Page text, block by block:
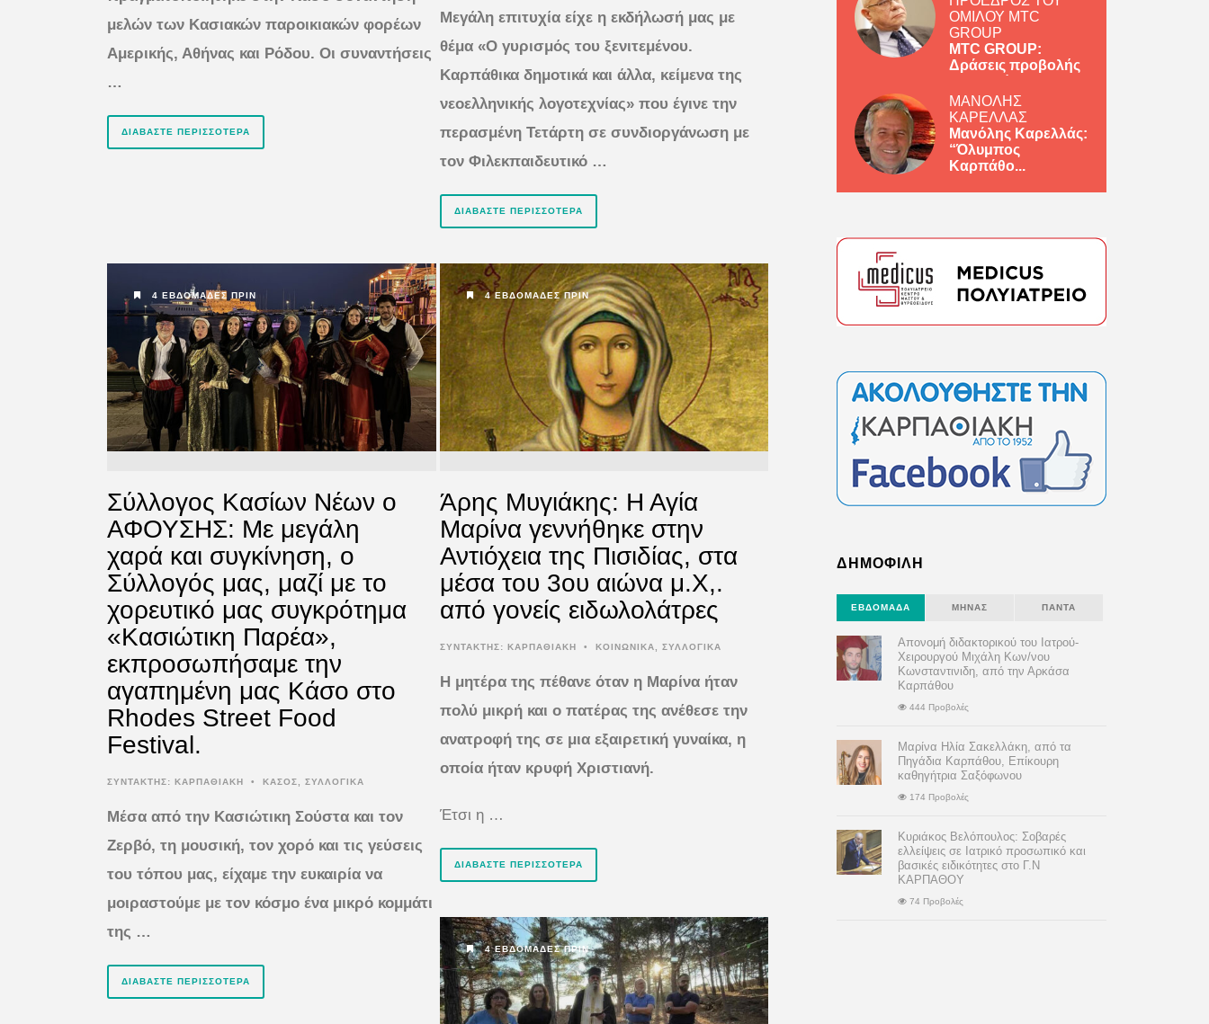
μελών των Κασιακών παροικιακών φορέων
Αμερικής, Αθήνας και Ρόδου. Οι συναντήσεις
…
ΔΙΑΒΆΣΤΕ ΠΕΡΙΣΣΌΤΕΡΑ
Μεγάλη επιτυχία είχε η εκδήλωσή μας με
θέμα «Ο γυρισμός του ξενιτεμένου.
Καρπάθικα δημοτικά και άλλα, κείμενα της
νεοελληνικής λογοτεχνίας» που έγινε την
περασμένη Τετάρτη σε συνδιοργάνωση με
τον Φιλεκπαιδευτικό …
ΔΙΑΒΆΣΤΕ ΠΕΡΙΣΣΌΤΕΡΑ
4 ΕΒΔΟΜΆΔΕΣ ΠΡΙΝ
Σύλλογος Κασίων Νέων ο
ΑΦΟΥΣΗΣ: Με μεγάλη
χαρά και συγκίνηση, ο
Σύλλογός μας, μαζί με το
χορευτικό μας συγκρότημα
«Κασιώτικη Παρέα»,
εκπροσωπήσαμε την
αγαπημένη μας Κάσο στο
Rhodes Street Food
Festival.
ΣΥΝΤΆΚΤΗΣ: ΚΑΡΠΑΘΙΑΚΗ • ΚΑΣΟΣ ΣΥΛΛΟΓΙΚΑ
Μέσα από την Κασιώτικη Σούστα και τον
Ζερβό, τη μουσική, τον χορό και τις γεύσεις
του τόπου μας, είχαμε την ευκαιρία να
μοιραστούμε με τον κόσμο ένα μικρό κομμάτι
της …
ΔΙΑΒΆΣΤΕ ΠΕΡΙΣΣΌΤΕΡΑ
4 ΕΒΔΟΜΆΔΕΣ ΠΡΙΝ
Άρης Μυγιάκης: Η Αγία
Μαρίνα γεννήθηκε στην
Αντιόχεια της Πισιδίας, στα
μέσα του 3ου αιώνα μ.Χ,.
από γονείς ειδωλολάτρες
ΣΥΝΤΆΚΤΗΣ: ΚΑΡΠΑΘΙΑΚΗ • ΚΟΙΝΩΝΙΚΑ ΣΥΛΛΟΓΙΚΑ
Η μητέρα της πέθανε όταν η Μαρίνα ήταν
πολύ μικρή και ο πατέρας της ανέθεσε την
ανατροφή της σε μια εξαιρετική γυναίκα, η
οποία ήταν κρυφή Χριστιανή.
Έτσι η …
ΔΙΑΒΆΣΤΕ ΠΕΡΙΣΣΌΤΕΡΑ
4 ΕΒΔΟΜΆΔΕΣ ΠΡΙΝ
ΟΜΙΛΟΥ MTC
GROUP
MTC GROUP:
Δράσεις προβολής
ΜΑΝΟΛΗΣ
ΚΑΡΕΛΛΑΣ
Μανόλης Καρελλάς:
“Όλυμπος
Καρπάθο...
ΔΗΜΟΦΙΛΗ
ΕΒΔΟΜΆΔΑ ΜΉΝΑΣ ΠΆΝΤΑ
Απονομή διδακτορικού του Ιατρού-
Χειρουργού Μιχάλη Κων/νου
Κωνσταντινιδη, από την Αρκάσα
Καρπάθου
444 Προβολές
Μαρίνα Ηλία Σακελλάκη, από τα
Πηγάδια Καρπάθου, Επίκουρη
καθηγήτρια Σαξόφωνου
174 Προβολές
Κυριάκος Βελόπουλος: Σοβαρές
ελλείψεις σε Ιατρικό προσωπικό και
βασικές ειδικότητες στο Γ.Ν
ΚΑΡΠΑΘΟΥ
74 Προβολές